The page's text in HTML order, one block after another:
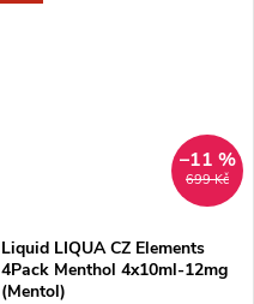
699 Kč
–11 %
Liquid LIQUA CZ Elements
4Pack Menthol 4x10ml-12mg
(Mentol)